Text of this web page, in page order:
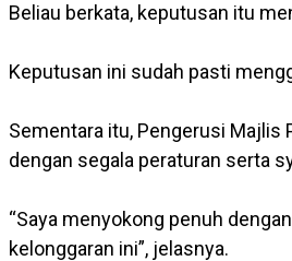
Beliau berkata, keputusan itu
Keputusan ini sudah pasti
Sementara itu, Pengerusi Majlis
dengan segala peraturan serta
“Saya menyokong penuh
kelonggaran ini”, jelasnya.